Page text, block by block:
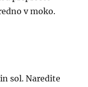
v moko.
sol. Naredite